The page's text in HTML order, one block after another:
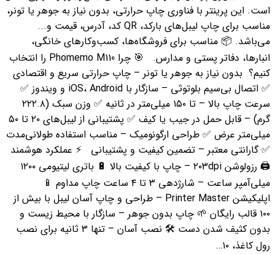
است. این پرینتر با فناوری چاپ حرارتی، بدون نیاز به جوهر یا تونر،
مناسب برای چاپ لیبل‌های بارکد، QR کد، آدرس، قیمت و...
می‌باشد. 📦 مناسب برای فروشگاه‌ها، کسب‌وکارهای خانگی،
انبارها، دفاتر پستی و مدارس. 🎯 چرا Phomemo M110 را انتخاب
کنیم؟ بدون نیاز به جوهر یا تونر – چاپ حرارتی سریع و اقتصادی
✅ اتصال بی‌سیم بلوتوثی – سازگار با iOS، Android و ویندوز ✅
سرعت چاپ بالا – تا ۱۵۰ میلی‌متر در ثانیه ✅ وزن سبک (۲۲۲.۸
گرم) – قابل حمل در جیب یا کیف ✅ پشتیبانی از لیبل‌های ۲۰ تا ۵۰
میلی‌متر عرض ✅ طراحی ارگونومیک – مناسب استفاده طولانی‌مدت
✅ گارانتی معتبر – تضمین کیفیت و پشتیبانی ⚡ عملکرد هوشمند
🖨️ رزولوشن ۲۰۳dpi – چاپ با کیفیت بالا 🔋 باتری لیتیومی ۱۲۰۰
میلی‌آمپر ساعت – شارژدهی ۳ تا ۴ ساعت چاپ مداوم 📱
اپلیکیشن Printer Master – طراحی و چاپ آسان لیبل با بیش از
۱۰۰ قالب رایگان 🌱 چاپ بدون جوهر – سازگار با محیط زیست و
بدون کثیف شدن دست 🛠️ نصب آسان – تنها ۳ ثانیه برای نصب
رول کاغذ، ۱۰…